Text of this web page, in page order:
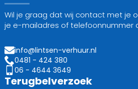
Wil je graag dat wij contact met je
je e-mailadres of telefoonnummer
info@lintsen-verhuur.nl
0481 - 424 380
06 - 4644 3649
Terugbelverzoek